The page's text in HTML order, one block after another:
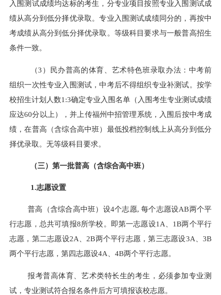
入围测试成绩均达标的考生，分专业项目按照专业入围测试成
绩从高分到低分择优录取。专业入围测试成绩同分的，再按中
考成绩从高分到低分择优录取。等级科目要求与一般普高招生
条件一致。
（3）民办普高的体育、艺术特色班录取办法：中考前
组织一次性专业入围测试，中考后不得组织专业补测试。 按学
校招生计划 人数1:3确定专业入围名单（ 入围考生专业测试成绩
应达60分以上 ），并上传福州中招管理系统，入围后按中考成
绩，在普高（含综合高中班）最低投档控制线上从高分到低分
择优录取。无等级科目要求。
（三）第一批普高（含综合高中班）
1.志愿设置
普高（含综合高中班） 设4个志愿, 每个志愿设AB两个平
行志愿，总共可填报8所学校。即第一志愿设1A、1B两个平行
志愿，第二志愿设2A、2B两个平行志愿，第三志愿设3A、3B
两个平行志愿，第四志愿设4A、 4B两个平行志愿。
报考普高体育、艺术类特长生的考生，必须参加专业测
试，专业测试符合报名条件后方可填报该校志愿。